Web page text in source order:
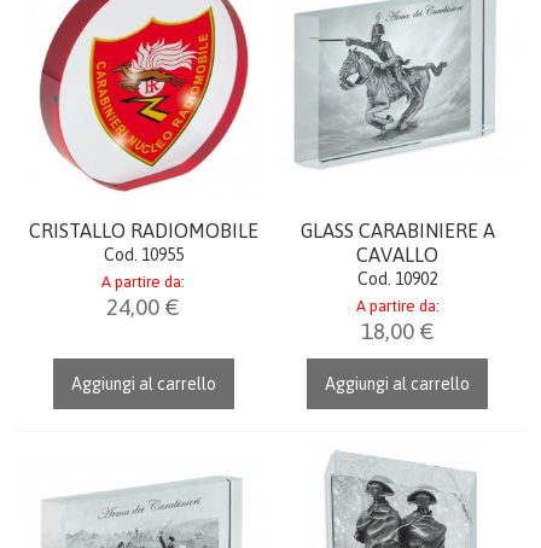
UFFICIO & LAVORO
CREST & QUADRI
CERIMONIA
TEMPO LIBERO
COME ACQUISTARE
CONTATTI
CRISTALLO RADIOMOBILE
Cod. 10955
A partire da:
24,00 €
Aggiungi al carrello
GLASS CARABINIERE A
CAVALLO
Cod. 10902
A partire da:
18,00 €
Aggiungi al carrello